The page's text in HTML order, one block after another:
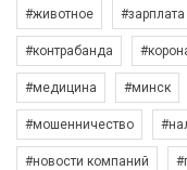
#животное #зарплата
#контрабанда
#медицина #минск
#мошенничество
#новости компаний